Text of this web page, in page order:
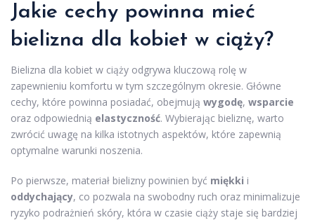
Jakie cechy powinna mieć
bielizna dla kobiet w ciąży?
Bielizna dla kobiet w ciąży odgrywa kluczową rolę w
zapewnieniu komfortu w tym szczególnym okresie. Główne
cechy, które powinna posiadać, obejmują wygodę, wsparcie
oraz odpowiednią elastyczność. Wybierając bieliznę, warto
zwrócić uwagę na kilka istotnych aspektów, które zapewnią
optymalne warunki noszenia.
Po pierwsze, materiał bielizny powinien być miękki i
oddychający, co pozwala na swobodny ruch oraz minimalizuje
ryzyko podrażnień skóry, która w czasie ciąży staje się bardziej